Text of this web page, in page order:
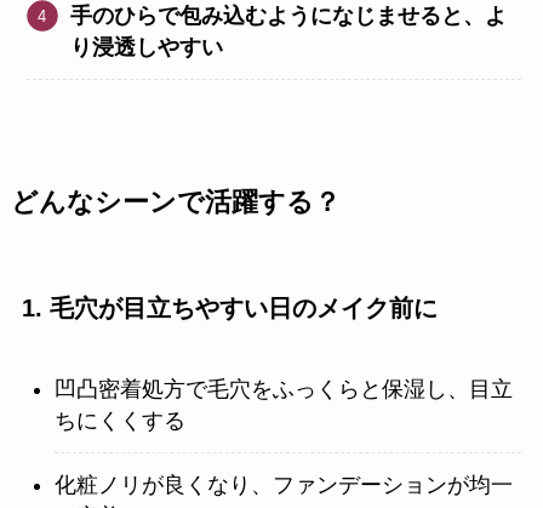
手のひらで包み込むようになじませると、よ
り浸透しやすい
どんなシーンで活躍する？
1. 毛穴が目立ちやすい日のメイク前に
凹凸密着処方で毛穴をふっくらと保湿し、目立
ちにくくする
化粧ノリが良くなり、ファンデーションが均一